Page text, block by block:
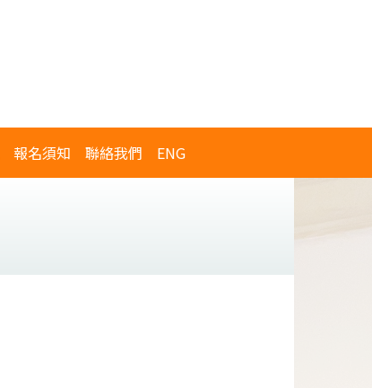
報名須知 聯絡我們 ENG